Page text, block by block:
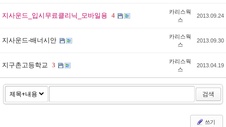
지사운드_입시무료클리닉_모바일용 4
카리스웍
스
2013.09.24
지사운드-배너시안
카리스웍
스
2013.09.30
지구촌고등학교 3
카리스웍
스
2013.04.19
검색
쓰기